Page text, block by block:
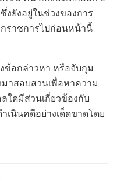
งยังอยู่ในช่วงของการ
ราชการไปก่อนหน้านี้
ข้อกล่าวหา หรือจับกุม
มาสอบสวนเพื่อหาความ
ใดมีส่วนเกี่ยวข้องกับ
เนินคดีอย่างเด็ดขาดโดย